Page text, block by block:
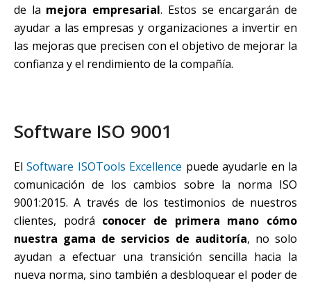
de la mejora empresarial. Estos se encargarán de
ayudar a las empresas y organizaciones a invertir en
las mejoras que precisen con el objetivo de mejorar la
confianza y el rendimiento de la compañía.
Software ISO 9001
ElSoftware ISOTools Excellence puede ayudarle en la
comunicación de los cambios sobre la norma ISO
9001:2015. A través de los testimonios de nuestros
clientes, podrá conocer de primera mano cómo
nuestra gama de servicios de auditoría, no solo
ayudan a efectuar una transición sencilla hacia la
nueva norma, sino también a desbloquear el poder de